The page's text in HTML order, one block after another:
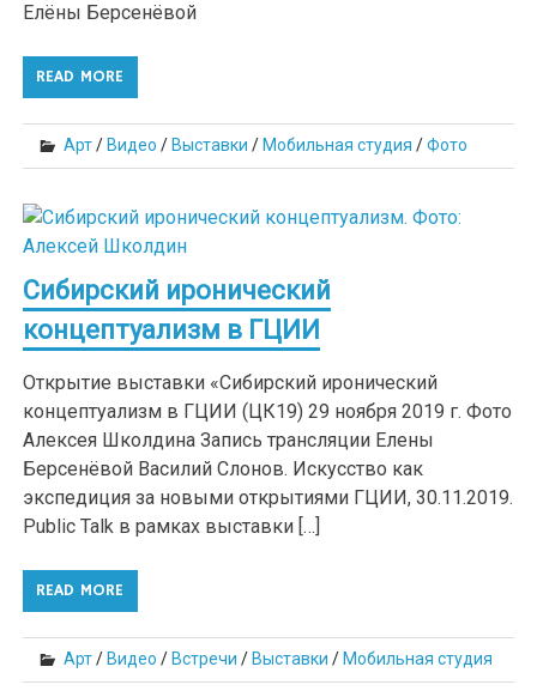
Елёны Берсенёвой
READ MORE
Арт/ Видео / Выставки / Мобильная студия /Фото
Сибирский иронический
концептуализм в ГЦИИ
Открытие выставки «Сибирский иронический
концептуализм в ГЦИИ (ЦК19) 29 ноября 2019 г. Фото
Алексея Школдина Запись трансляции Елены
Берсенёвой Василий Слонов. Искусство как
экспедиция за новыми открытиями ГЦИИ, 30.11.2019.
Public Talk в рамках выставки […]
READ MORE
Арт/ Видео / Встречи / Выставки / Мобильная студия